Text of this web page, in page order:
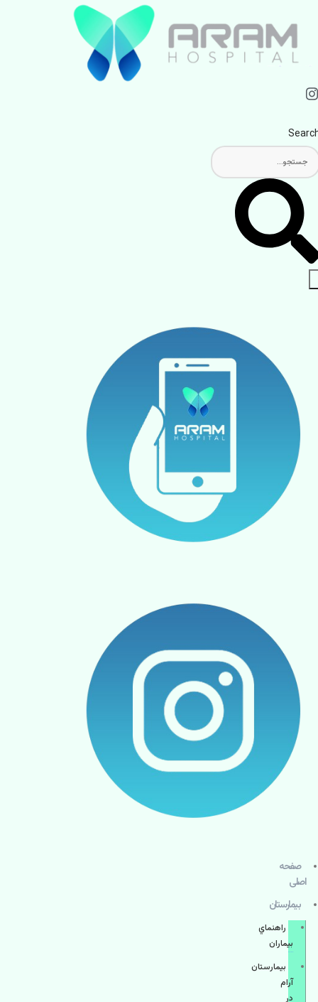
صفحه
اصلی
بيمارستان
راهنماي
بیماران
بیمارستان
آرام
در